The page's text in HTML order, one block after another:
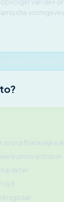
onafhankelijke
achterin
tijd